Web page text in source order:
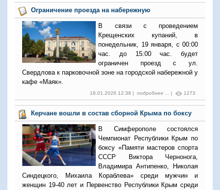
Ограничение проезда на набережную
В связи с проведением
Крещенских купаний, в
понедельник, 19 января, с 00:00
час. до 15:00 час. будет
ограничен проезд с ул.
Свердлова к парковочной зоне на городской набережной у
кафе «Маяк».
18.01.2026 12:38 | подробнее ... | 1273
Керчане вошли в состав сборной Крыма по боксу
В Симферополе состоялся
Чемпионат Республики Крым по
боксу «Памяти мастеров спорта
СССР Виктора Чернонога,
Владимира Антипенко, Николая
Синдецкого, Михаила Кораблева» среди мужчин и
женщин 19-40 лет и Первенство Республики Крым среди